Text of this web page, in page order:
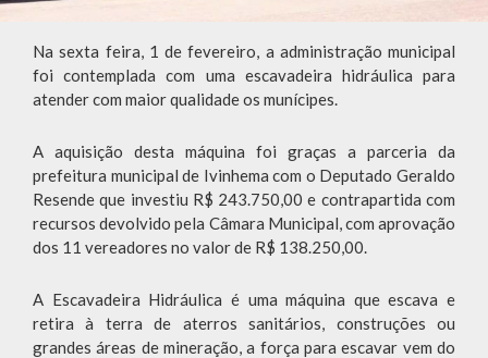
Na sexta feira, 1 de fevereiro, a administração municipal
foi contemplada com uma escavadeira hidráulica para
atender com maior qualidade os munícipes.
A aquisição desta máquina foi graças a parceria da
prefeitura municipal de Ivinhema com o Deputado Geraldo
Resende que investiu R$ 243.750,00 e contrapartida com
recursos devolvido pela Câmara Municipal, com aprovação
dos 11 vereadores no valor de R$ 138.250,00.
A Escavadeira Hidráulica é uma máquina que escava e
retira à terra de aterros sanitários, construções ou
grandes áreas de mineração, a força para escavar vem do